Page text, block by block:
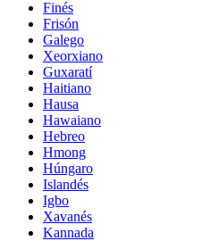
Finés
Frisón
Galego
Xeorxiano
Guxaratí
Haitiano
Hausa
Hawaiano
Hebreo
Hmong
Húngaro
Islandés
Igbo
Xavanés
Kannada